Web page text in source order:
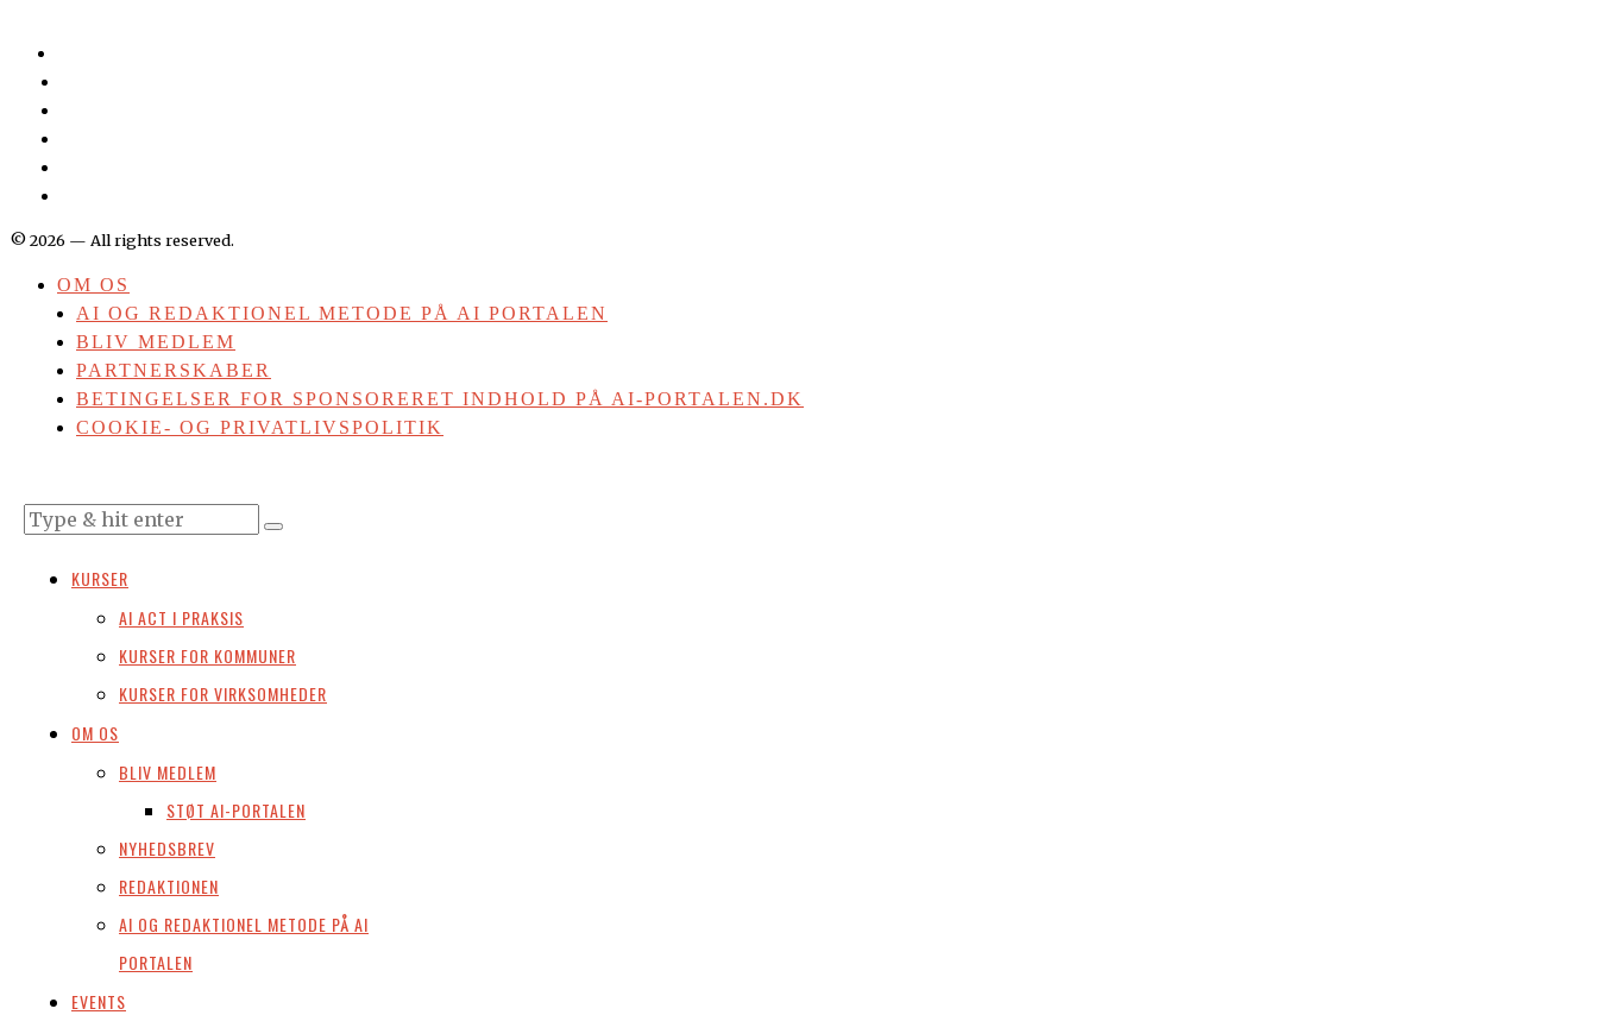
©2026 — All rights reserved.
OM OS
AI OG REDAKTIONEL METODE PÅ AI PORTALEN
BLIV MEDLEM
PARTNERSKABER
BETINGELSER FOR SPONSORERET INDHOLD PÅ AI-PORTALEN.DK
COOKIE- OG PRIVATLIVSPOLITIK
KURSER
AI ACT I PRAKSIS
KURSER FOR KOMMUNER
KURSER FOR VIRKSOMHEDER
OM OS
BLIV MEDLEM
STØT AI-PORTALEN
NYHEDSBREV
REDAKTIONEN
AI OG REDAKTIONEL METODE PÅ AI
PORTALEN
EVENTS